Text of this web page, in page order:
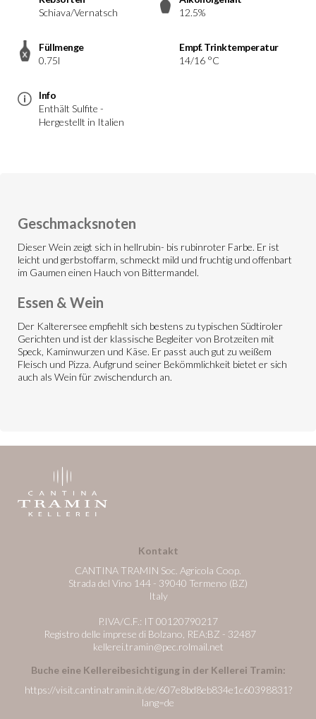
Schiava/Vernatsch
12.5%
Füllmenge
0.75l
Empf. Trinktemperatur
14/16 °C
Info
Enthält Sulfite -
Hergestellt in Italien
Geschmacksnoten
Dieser Wein zeigt sich in hellrubin- bis rubinroter Farbe. Er ist
leicht und gerbstoffarm, schmeckt mild und fruchtig und offenbart
im Gaumen einen Hauch von Bittermandel.
Essen & Wein
Der Kalterersee empfiehlt sich bestens zu typischen Südtiroler
Gerichten und ist der klassische Begleiter von Brotzeiten mit
Speck, Kaminwurzen und Käse. Er passt auch gut zu weißem
Fleisch und Pizza. Aufgrund seiner Bekömmlichkeit bietet er sich
auch als Wein für zwischendurch an.
Kontakt
CANTINA TRAMIN Soc. Agricola Coop.
Strada del Vino 144 - 39040 Termeno (BZ)
Italy
P.IVA/C.F.: IT 00120790217
Registro delle imprese di Bolzano, REA:BZ - 32487
kellerei.tramin@pec.rolmail.net
Buche eine Kellereibesichtigung in der Kellerei Tramin:
https://visit.cantinatramin.it/de/607e8bd8eb834e1c60398831?
lang=de